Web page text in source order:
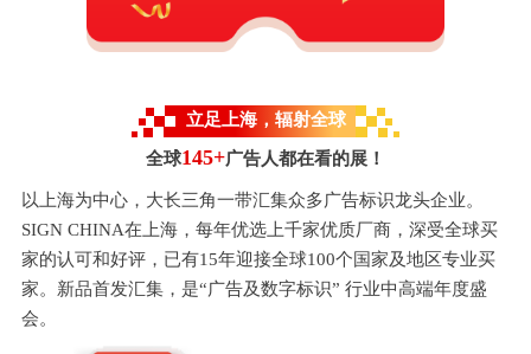
立足上海，辐射全球
全球145+广告人都在看的展！
以上海为中心，大长三角一带汇集众多广告标识龙头企业。
SIGN CHINA在上海，每年优选上千家优质厂商，深受全球买
家的认可和好评，已有15年迎接全球100个国家及地区专业买
家。新品首发汇集，是“广告及数字标识” 行业中高端年度盛
会。